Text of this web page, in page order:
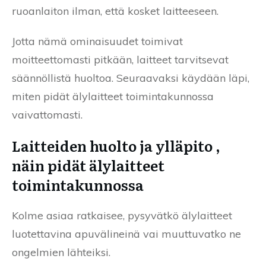
ruoanlaiton ilman, että kosket laitteeseen.
Jotta nämä ominaisuudet toimivat
moitteettomasti pitkään, laitteet tarvitsevat
säännöllistä huoltoa. Seuraavaksi käydään läpi,
miten pidät älylaitteet toimintakunnossa
vaivattomasti.
Laitteiden huolto ja ylläpito ,
näin pidät älylaitteet
toimintakunnossa
Kolme asiaa ratkaisee, pysyvätkö älylaitteet
luotettavina apuvälineinä vai muuttuvatko ne
ongelmien lähteiksi.